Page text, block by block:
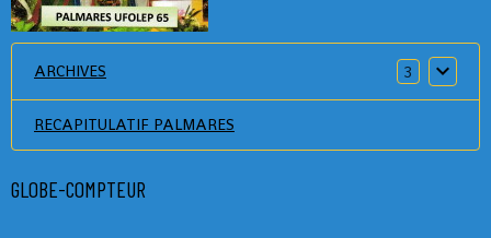
ARCHIVES 3
RECAPITULATIF PALMARES
GLOBE-COMPTEUR